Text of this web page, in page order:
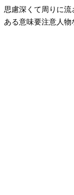
思慮深くて周りに流
ある意味要注意人物